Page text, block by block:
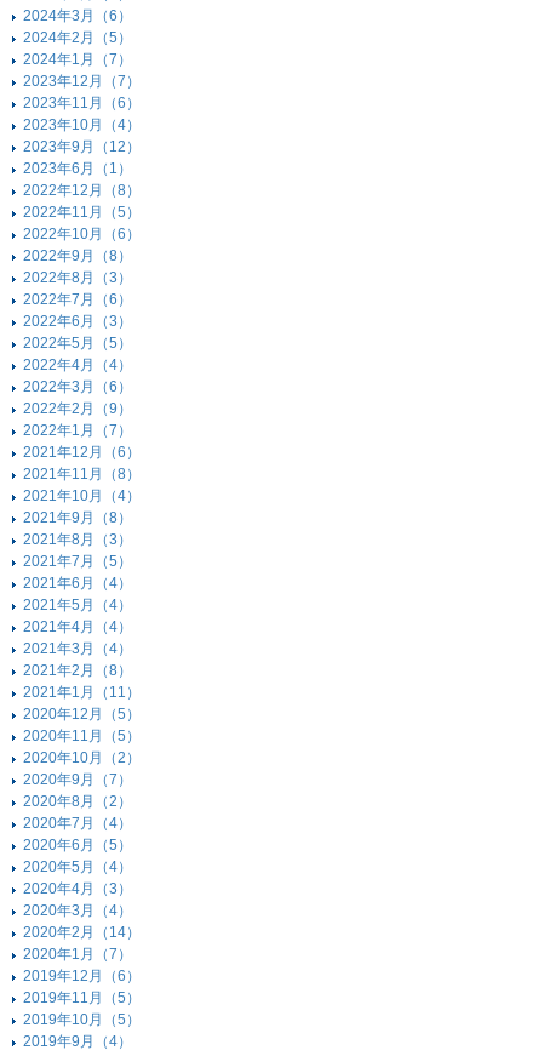
2024年3月（6）
2024年2月（5）
2024年1月（7）
2023年12月（7）
2023年11月（6）
2023年10月（4）
2023年9月（12）
2023年6月（1）
2022年12月（8）
2022年11月（5）
2022年10月（6）
2022年9月（8）
2022年8月（3）
2022年7月（6）
2022年6月（3）
2022年5月（5）
2022年4月（4）
2022年3月（6）
2022年2月（9）
2022年1月（7）
2021年12月（6）
2021年11月（8）
2021年10月（4）
2021年9月（8）
2021年8月（3）
2021年7月（5）
2021年6月（4）
2021年5月（4）
2021年4月（4）
2021年3月（4）
2021年2月（8）
2021年1月（11）
2020年12月（5）
2020年11月（5）
2020年10月（2）
2020年9月（7）
2020年8月（2）
2020年7月（4）
2020年6月（5）
2020年5月（4）
2020年4月（3）
2020年3月（4）
2020年2月（14）
2020年1月（7）
2019年12月（6）
2019年11月（5）
2019年10月（5）
2019年9月（4）